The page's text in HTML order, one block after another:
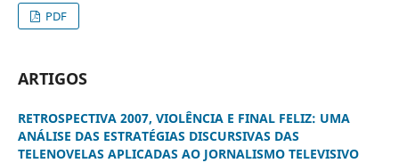
PDF
ARTIGOS
RETROSPECTIVA 2007, VIOLÊNCIA E FINAL FELIZ: UMA
ANÁLISE DAS ESTRATÉGIAS DISCURSIVAS DAS
TELENOVELAS APLICADAS AO JORNALISMO TELEVISIVO